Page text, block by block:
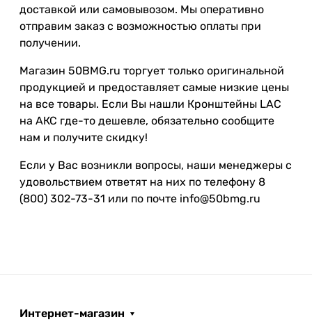
доставкой или самовывозом. Мы оперативно
отправим заказ с возможностью оплаты при
получении.
Магазин 50BMG.ru торгует только оригинальной
продукцией и предоставляет самые низкие цены
на все товары. Если Вы нашли Кронштейны LAC
на АКС где-то дешевле, обязательно сообщите
нам и получите скидку!
Если у Вас возникли вопросы, наши менеджеры с
удовольствием ответят на них по телефону 8
(800) 302-73-31 или по почте info@50bmg.ru
Интернет-магазин